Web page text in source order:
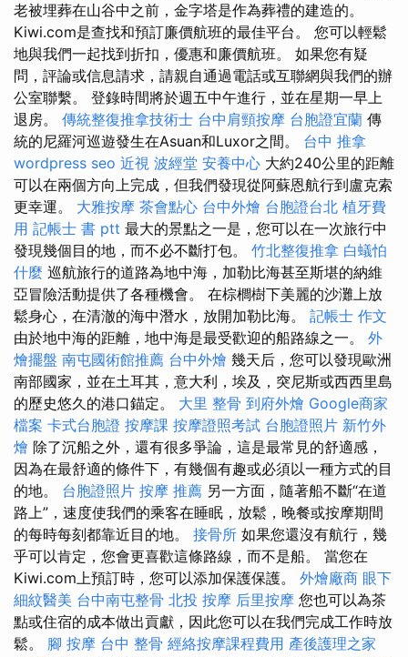
老被埋葬在山谷中之前，金字塔是作為葬禮的建造的。
Kiwi.com是查找和預訂廉價航班的最佳平台。 您可以輕鬆
地與我們一起找到折扣，優惠和廉價航班。 如果您有疑
問，評論或信息請求，請親自通過電話或互聯網與我們的辦
公室聯繫。 登錄時間將於週五中午進行，並在星期一早上
退房。 傳統整復推拿技術士 台中肩頸按摩 台胞證宜蘭 傳
統的尼羅河巡遊發生在Asuan和Luxor之間。 台中 推拿
wordpress seo 近視 波經堂 安養中心 大約240公里的距離
可以在兩個方向上完成，但我們發現從阿蘇恩航行到盧克索
更幸運。 大雅按摩 茶會點心 台中外燴 台胞證台北 植牙費
用 記帳士 書 ptt 最大的景點之一是，您可以在一次旅行中
發現幾個目的地，而不必不斷打包。 竹北整復推拿 白蟻怕
什麼 巡航旅行的道路為地中海，加勒比海甚至斯堪的納維
亞冒險活動提供了各種機會。 在棕櫚樹下美麗的沙灘上放
鬆身心，在清澈的海中潛水，放開加勒比海。 記帳士 作文
由於地中海的距離，地中海是最受歡迎的船路線之一。 外
燴擺盤 南屯國術館推薦 台中外燴 幾天后，您可以發現歐洲
南部國家，並在土耳其，意大利，埃及，突尼斯或西西里島
的歷史悠久的港口錨定。 大里 整骨 到府外燴 Google商家
檔案 卡式台胞證 按摩課 按摩證照考試 台胞證照片 新竹外
燴 除了沉船之外，還有很多爭論，這是最常見的舒適感，
因為在最舒適的條件下，有幾個有趣或必須以一種方式的目
的地。 台胞證照片 按摩 推薦 另一方面，隨著船不斷“在道
路上”，速度使我們的乘客在睡眠，放鬆，晚餐或按摩期間
的每時每刻都靠近目的地。 接骨所 如果您還沒有航行，幾
乎可以肯定，您會更喜歡這條路線，而不是船。 當您在
Kiwi.com上預訂時，您可以添加保護保護。 外燴廠商 眼下
細紋醫美 台中南屯整骨 北投 按摩 后里按摩 您也可以為茶
點或住宿的成本做出貢獻，因此您可以在我們完成工作時放
鬆。 腳 按摩 台中 整骨 經絡按摩課程費用 產後護理之家